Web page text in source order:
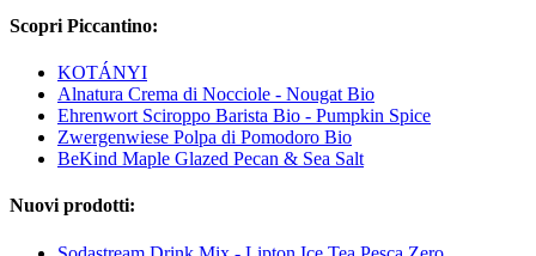
Scopri Piccantino:
KOTÁNYI
Alnatura Crema di Nocciole - Nougat Bio
Ehrenwort Sciroppo Barista Bio - Pumpkin Spice
Zwergenwiese Polpa di Pomodoro Bio
BeKind Maple Glazed Pecan & Sea Salt
Nuovi prodotti: